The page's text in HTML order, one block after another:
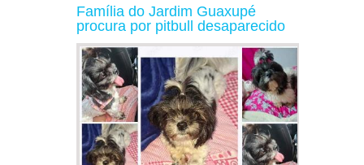
Família do Jardim Guaxupé
procura por pitbull desaparecido